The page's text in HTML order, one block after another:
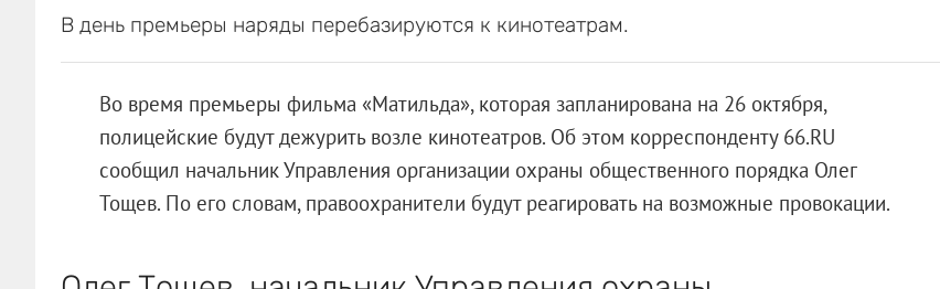
В день премьеры наряды перебазируются к кинотеатрам.
Во время премьеры фильма «Матильда», которая запланирована на 26 октября,
полицейские будут дежурить возле кинотеатров. Об этом корреспонденту 66.RU
сообщил начальник Управления организации охраны общественного порядка Олег
Тощев. По его словам, правоохранители будут реагировать на возможные провокации.